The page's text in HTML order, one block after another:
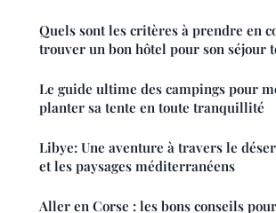
Quels sont les critères à prendre en
trouver un bon hôtel pour son séjour
Le guide ultime des campings pour
planter sa tente en toute tranquillité
Libye: Une aventure à travers le
et les paysages méditerranéens
Aller en Corse : les bons conseils